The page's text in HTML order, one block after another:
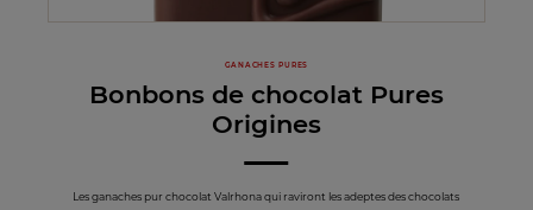
GANACHES PURES
Bonbons de chocolat Pures
Origines
Les ganaches pur chocolat Valrhona qui raviront les adeptes des chocolats